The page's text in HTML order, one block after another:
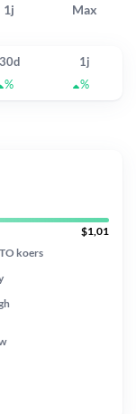
1j Max
30d
1j
% %
$1,01
koers